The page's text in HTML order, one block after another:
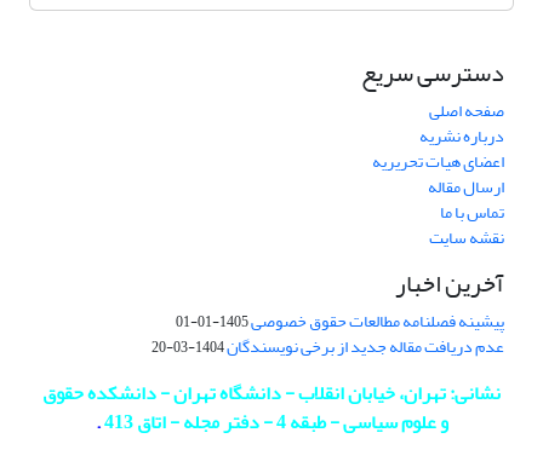
دسترسی سریع
صفحه اصلی
درباره نشریه
اعضای هیات تحریریه
ارسال مقاله
تماس با ما
نقشه سایت
آخرین اخبار
پیشینه فصلنامه مطالعات حقوق خصوصی1405-01-01
عدم دریافت مقاله جدید از برخی نویسندگان1404-03-20
نشانی: تهران، خیابان انقلاب - دانشگاه تهران - دانشکده حقوق
و علوم سیاسی - طبقه 4 - دفتر مجله - اتاق 413
.